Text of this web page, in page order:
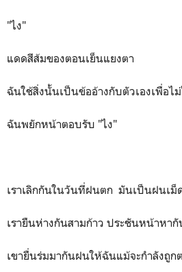
"ไง"
แดดสีส้มของตอนเย็นแยงตา
ฉันใช้สิ่งนั้นเป็นข้ออ้างกับตัวเองเพื่อไ
ฉันพยักหน้าตอบรับ "ไง"
เราเลิกกันในวันที่ฝนตก มันเป็นฝนเม็
เรายืนห่างกันสามก้าว ประชันหน้าหา
เขายื่นร่มมากันฝนให้ฉันแม้จะกำลังถูก